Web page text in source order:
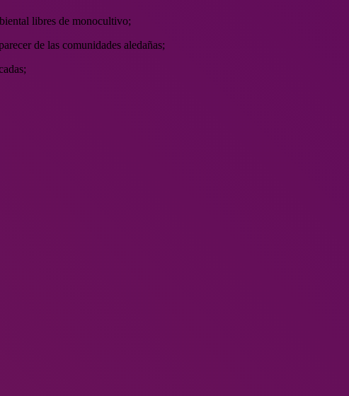
libres de monocultivo;
de las comunidades aledañas;